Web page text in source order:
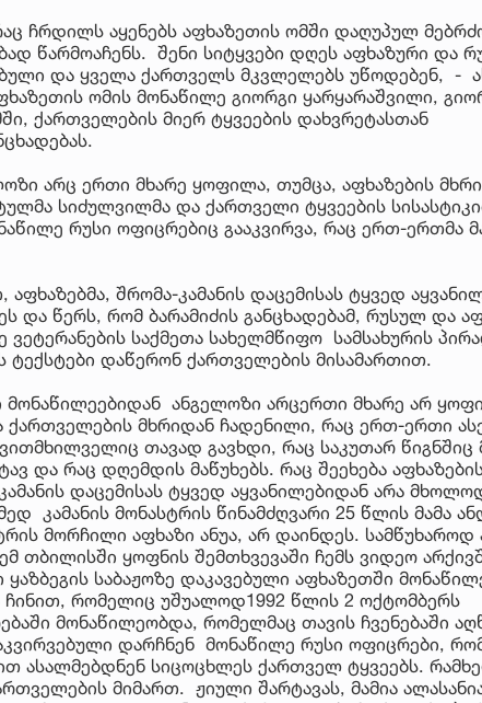
ჩრდილს აყენებს აფხაზეთის ომში დაღუპულ
წარმოაჩენს. შენი სიტყვები დღეს აფხაზური და
და ყველა ქართველს მკვლელებს უწოდებენ, -
ომის მონაწილე გიორგი ყარყარაშვილი,
ქართველების მიერ ტყვეების დახვრეტასთან
არც ერთი მხარე ყოფილა, თუმცა, აფხაზების
სიძულვილმა და ქართველი ტყვეების
რუსი ოფიცრებიც გააკვირვა, რაც ერთ-ერთმა
შრომა-კამანის დაცემისას ტყვედ
და წერს, რომ ბარამიძის განცხადებამ, რუსულ და
ვეტერანების საქმეთა სახელმწიფო სამსახურის
ტექსტები დაწერონ ქართველების მისამართით.
მონაწილეებიდან ანგელოზი არცერთი მხარე არ
ქართველების მხრიდან ჩადენილი, რაც ერთ-ერთი
თავად გავხდი, რაც საკუთარ წიგნშიც
და რაც დღემდის მაწუხებს. რაც შეეხება
დაცემისას ტყვედ აყვანილებიდან არა
კამანის მონასტრის წინამძღვარი 25 წლის მამა
მორჩილი აფხაზი ანუა, არ დაინდეს. სამწუხაროდ
თბილისში ყოფნის შემთხვევაში ჩემს ვიდეო
ყაზბეგის საბაჟოზე დაკავებული აფხაზეთში
ჩინით, რომელიც უშუალოდ1992 წლის 2 ოქტომბერს
მონაწილეობდა, რომელმაც თავის ჩვენებაში
დარჩნენ მონაწილე რუსი ოფიცრები,
ასალმებდნენ სიცოცხლეს ქართველ ტყვეებს.
მიმართ. ჟიული შარტავას, მამია